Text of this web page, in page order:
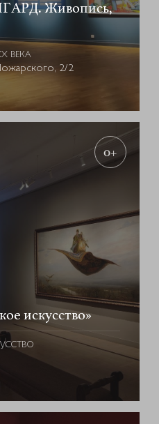
Живопись,
ВЕКА
2/2
0+
искусство»